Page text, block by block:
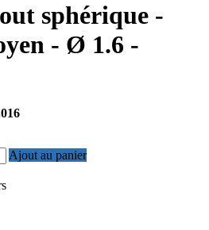
sphérique -
- Ø 1.6 -
Ajout au panier